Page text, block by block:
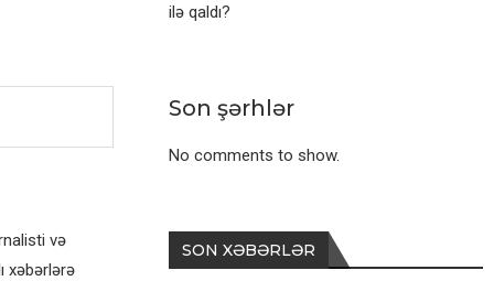
və
xəbərlərə
ilə qaldı?
Son şərhlər
No comments to show.
SON XƏBƏRLƏR